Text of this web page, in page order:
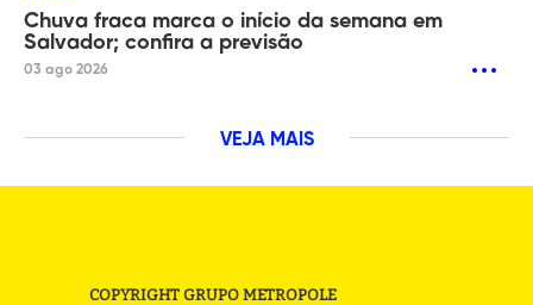
Chuva fraca marca o início da semana em
Salvador; confira a previsão
03 ago 2026
VEJA MAIS
COPYRIGHT GRUPO METROPOLE